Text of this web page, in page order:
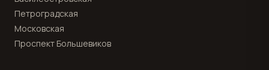
Петроградская
Московская
Проспект Большевиков